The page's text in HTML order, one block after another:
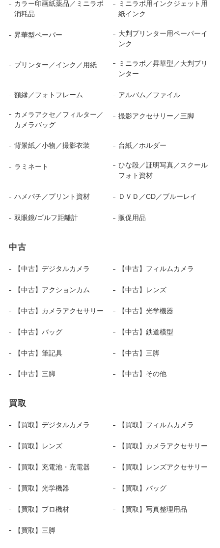
カラー印画紙薬品／ミニラボ
消耗品
ミニラボ用インクジェット用
紙インク
昇華型ペーパー
大判プリンター用ペーパーイ
ンク
プリンター／インク／用紙
ミニラボ／昇華型／大判プリ
ンター
額縁／フォトフレーム アルバム／ファイル
カメラアクセ／フィルター／
カメラバッグ
撮影アクセサリー／三脚
背景紙／小物／撮影衣装 台紙／ホルダー
ラミネート
ひな段／証明写真／スクール
フォト資材
ハメパチ／プリント資材 ＤＶＤ／CD／ブルーレイ
双眼鏡/ゴルフ距離計 販促用品
中古
【中古】デジタルカメラ 【中古】フィルムカメラ
【中古】アクションカム 【中古】レンズ
【中古】カメラアクセサリー 【中古】光学機器
【中古】バッグ 【中古】鉄道模型
【中古】筆記具 【中古】三脚
【中古】三脚 【中古】その他
買取
【買取】デジタルカメラ 【買取】フィルムカメラ
【買取】レンズ 【買取】カメラアクセサリー
【買取】充電池・充電器 【買取】レンズアクセサリー
【買取】光学機器 【買取】バッグ
【買取】プロ機材 【買取】写真整理用品
【買取】三脚